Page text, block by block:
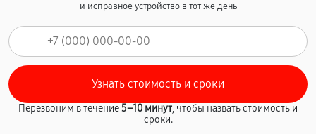
и исправное устройство в тот же день
Перезвоним в течение5–10 минут, чтобы назвать стоимость и
сроки.